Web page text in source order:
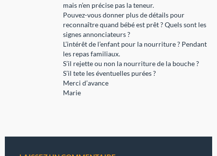
mais n’en précise pas la teneur.
Pouvez-vous donner plus de détails pour
reconnaître quand bébé est prêt ? Quels sont les
signes annonciateurs ?
L’intérêt de l’enfant pour la nourriture ? Pendant
les repas familiaux.
S’il rejette ou non la nourriture de la bouche ?
S’il tete les éventuelles purées ?
Merci d’avance
Marie